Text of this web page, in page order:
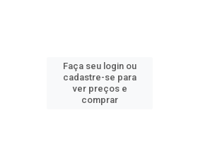
Faça seu login ou
cadastre-se para
ver preços e
comprar